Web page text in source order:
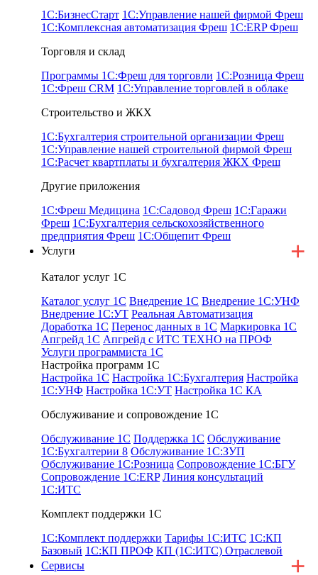
1С:БизнесСтарт 1С:Управление нашей фирмой Фреш
1С:Комплексная автоматизация Фреш 1С:ERP Фреш
Торговля и склад
Программы 1С:Фреш для торговли 1С:Розница Фреш
1С:Фреш CRM 1С:Управление торговлей в облаке
Строительство и ЖКХ
1С:Бухгалтерия строительной организации Фреш
1С:Управление нашей строительной фирмой Фреш
1С:Расчет квартплаты и бухгалтерия ЖКХ Фреш
Другие приложения
1С:Фреш Медицина 1С:Садовод Фреш 1С:Гаражи
Фреш 1С:Бухгалтерия сельскохозяйственного
предприятия Фреш 1С:Общепит Фреш
Услуги
Каталог услуг 1С
Каталог услуг 1С Внедрение 1С Внедрение 1С:УНФ
Внедрение 1С:УТ Реальная Автоматизация
Доработка 1С Перенос данных в 1С Маркировка 1С
Апгрейд 1С Апгрейд с ИТС ТЕХНО на ПРОФ
Услуги программиста 1С
Настройка программ 1С
Настройка 1С Настройка 1С:Бухгалтерия Настройка
1С:УНФ Настройка 1С:УТ Настройка 1С КА
Обслуживание и сопровождение 1С
Обслуживание 1С Поддержка 1С Обслуживание
1С:Бухгалтерии 8 Обслуживание 1С:ЗУП
Обслуживание 1С:Розница Сопровождение 1С:БГУ
Сопровождение 1C:ERP Линия консультаций
1С:ИТС
Комплект поддержки 1С
1С:Комплект поддержки Тарифы 1С:ИТС 1С:КП
Базовый 1С:КП ПРОФ КП (1С:ИТС) Отраслевой
Сервисы